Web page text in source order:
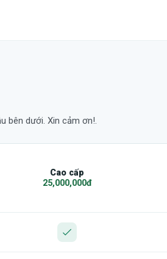
bên dưới. Xin cảm ơn!.
Cao cấp
25,000,000đ